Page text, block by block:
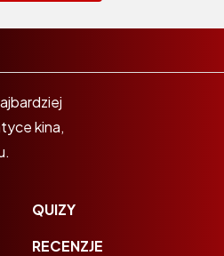
kina,
QUIZY
RECENZJE